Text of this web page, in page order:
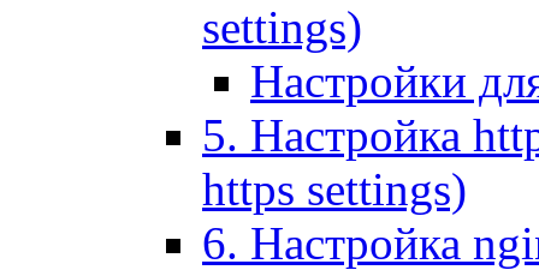
settings)
Настройки
5. Настройка
https settings)
6. Настройка